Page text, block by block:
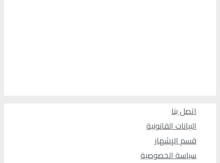
اتصل بنا
البيانات القانونية
قسم الإشهار
سياسة الخصوصية